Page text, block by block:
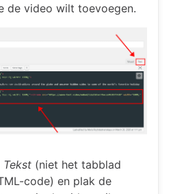
de video wilt toevoegen.
Tekst (niet het tabblad
code) en plak de